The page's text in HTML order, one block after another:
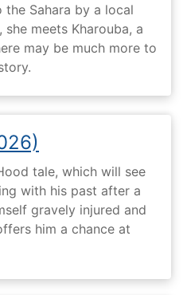
Sahara by a local
meets Kharouba, a
may be much more to
tale, which will see
with his past after a
gravely injured and
him a chance at